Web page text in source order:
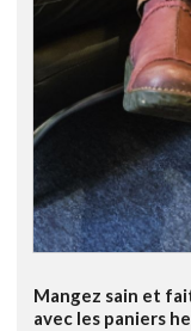
Mangez sain et
avec les paniers